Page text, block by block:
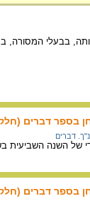
בבעלי המסורה,
בספר דברים
דברים
של השנה השביעית
בספר דברים